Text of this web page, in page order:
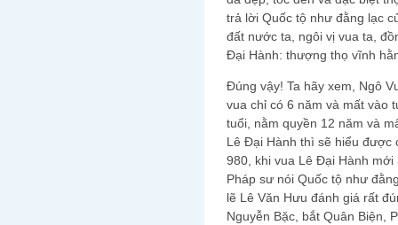
trả lời Quốc tộ như đằng lạc
đất nước ta, ngôi vị vua ta,
Đại Hành: thượng thọ vĩnh
Đúng vậy! Ta hãy xem, Ngô
vua chỉ có 6 năm và mất vào
tuổi, nằm quyền 12 năm và
Lê Đại Hành thì sẽ hiểu được
980, khi vua Lê Đại Hành
Pháp sư nói Quốc tộ như
lẽ Lê Văn Hưu đánh giá rất
Nguyễn Bặc, bắt Quân Biện,